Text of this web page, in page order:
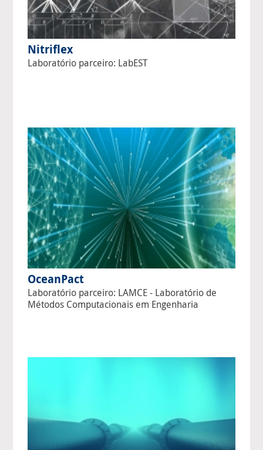
Nitriflex
Laboratório parceiro: LabEST
OceanPact
Laboratório parceiro: LAMCE - Laboratório de
Métodos Computacionais em Engenharia